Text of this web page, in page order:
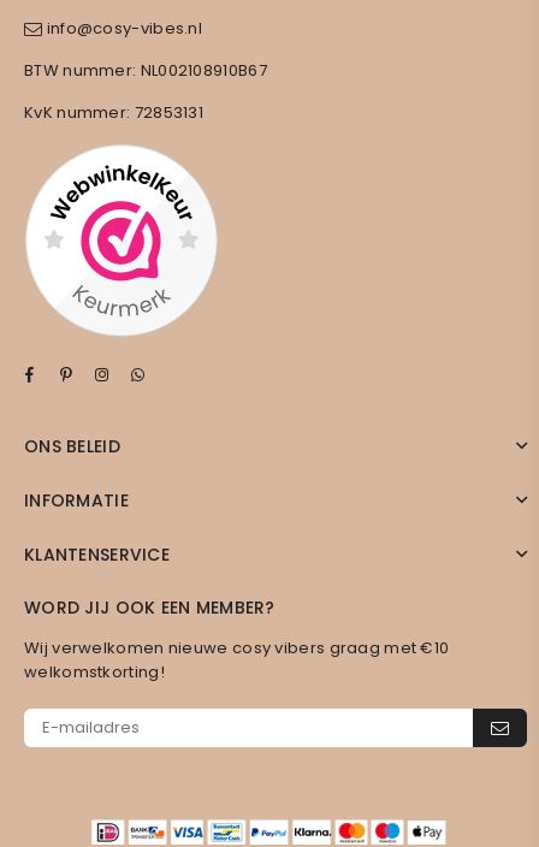
info@cosy-vibes.nl
BTW nummer: NL002108910B67
KvK nummer: 72853131
FacebookPinterestInstagram
ONS BELEID
INFORMATIE
KLANTENSERVICE
WORD JIJ OOK EEN MEMBER?
Wij verwelkomen nieuwe cosy vibers graag met €10
welkomstkorting!